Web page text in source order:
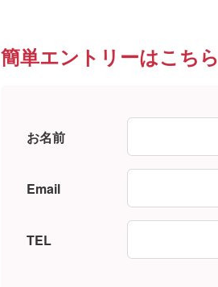
簡単エントリーはこちら
お名前
Email
TEL